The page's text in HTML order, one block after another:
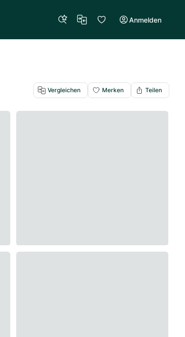
Anmelden
Vergleichen Merken Teilen